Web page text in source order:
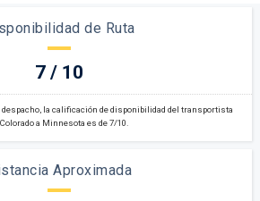
de Ruta
7 / 10
la calificación de disponibilidad del transportista
a Minnesota es de 7/10.
Aproximada